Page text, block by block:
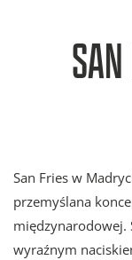
San Fries w
przemyślana
międzynarodowej.
wyraźnym